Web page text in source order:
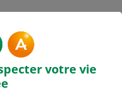
postal ou ville
les suggestions de
votre vie